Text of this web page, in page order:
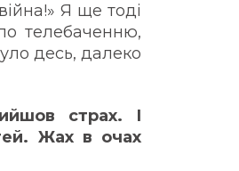
Я ще тоді
телебаченню,
десь, далеко
страх. І
Жах в очах